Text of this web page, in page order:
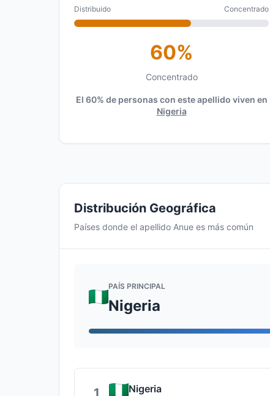
Distribuido Concentrado
60%
Concentrado
El 60% de personas con este apellido viven en
Nigeria
Distribución Geográfica
Países donde el apellido Anue es más común
PAÍS PRINCIPAL
Nigeria
1 Nigeria